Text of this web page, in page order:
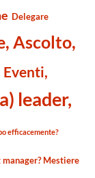
Delegare
Ascolto,
Eventi,
leader,
efficacemente?
Mestiere